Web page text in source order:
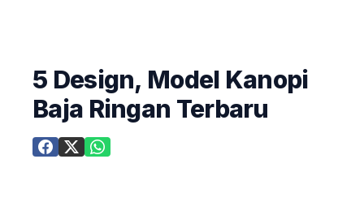
5 Design, Model Kanopi
Baja Ringan Terbaru